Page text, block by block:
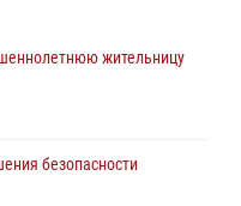
юных путешественников из
жительницу
безопасности